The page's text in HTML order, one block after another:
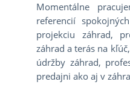
Momentálne
referencií
projekciu záhrad,
záhrad a terás na
údržby záhrad,
predajni ako aj v